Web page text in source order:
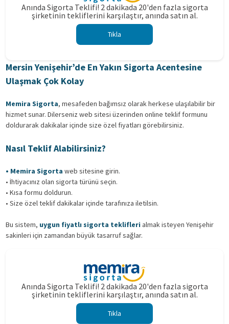
Anında Sigorta Teklifi! 2 dakikada 20'den fazla sigorta
şirketinin tekliflerini karşılaştır, anında satın al.
Tıkla
Mersin Yenişehir’de En Yakın Sigorta Acentesine
Ulaşmak Çok Kolay
Memira Sigorta, mesafeden bağımsız olarak herkese ulaşılabilir bir
hizmet sunar. Dilerseniz web sitesi üzerinden online teklif formunu
doldurarak dakikalar içinde size özel fiyatları görebilirsiniz.
Nasıl Teklif Alabilirsiniz?
• Memira Sigorta web sitesine girin.
• İhtiyacınız olan sigorta türünü seçin.
• Kısa formu doldurun.
• Size özel teklif dakikalar içinde tarafınıza iletilsin.
Bu sistem, uygun fiyatlı sigorta teklifleri almak isteyen Yenişehir
sakinleri için zamandan büyük tasarruf sağlar.
Anında Sigorta Teklifi! 2 dakikada 20'den fazla sigorta
şirketinin tekliflerini karşılaştır, anında satın al.
Tıkla